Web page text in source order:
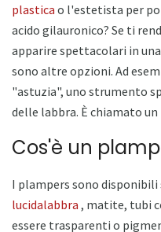
plastica o l'estetista per
acido gilauronico? Se ti
apparire spettacolari in
sono altre opzioni. Ad
"astuzia", ​​uno strumento
delle labbra. È chiamato
Cos'è un
I plampers sono
lucidalabbra , matite, tubi
essere trasparenti o